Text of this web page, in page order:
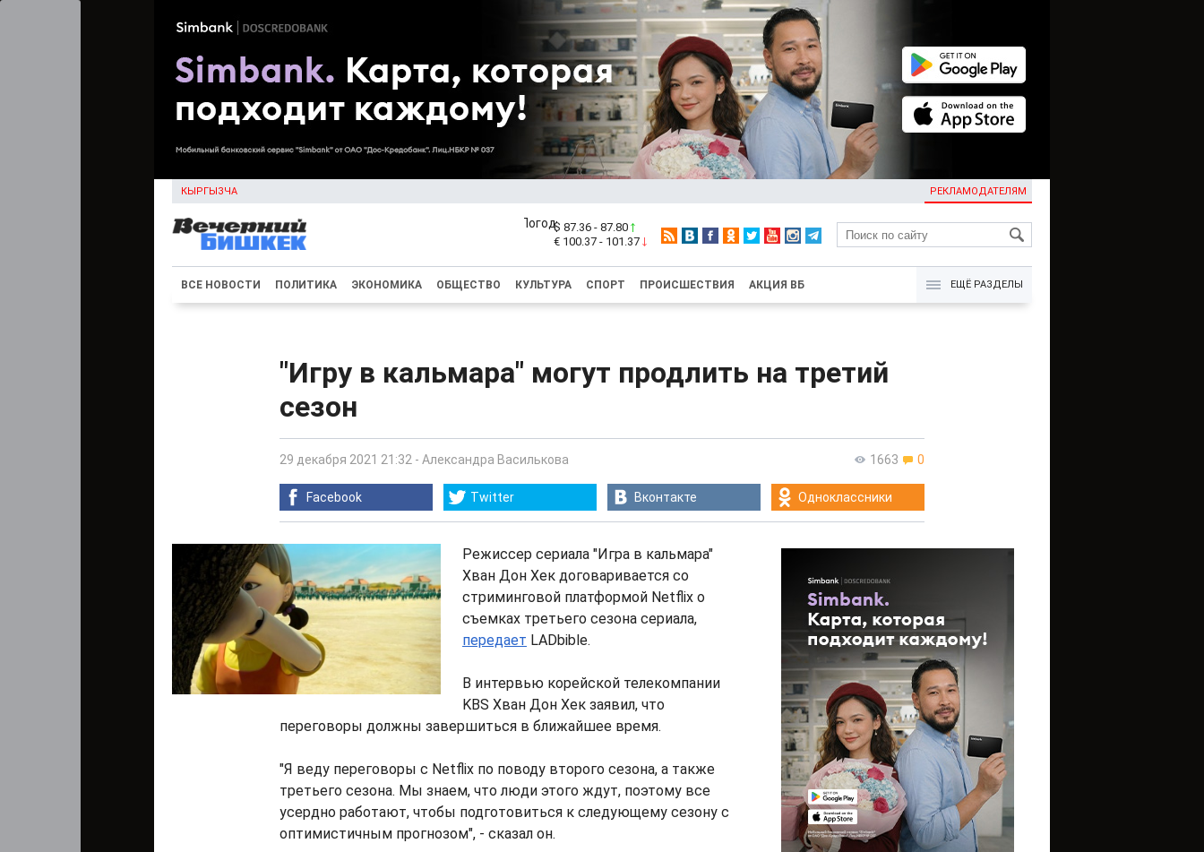
КЫРГЫЗЧА РЕКЛАМОДАТЕЛЯМ
KG
$ 87.36 - 87.80
€ 100.37 - 101.37
ВСЕ НОВОСТИ ПОЛИТИКА ЭКОНОМИКА ОБЩЕСТВО КУЛЬТУРА СПОРТ ПРОИСШЕСТВИЯ АКЦИЯ ВБ ЕЩЁ РАЗДЕЛЫ
"Игру в кальмара" могут продлить на третий
сезон
1663 0
29 декабря 2021 21:32 - Александра Василькова
Facebook Twitter Вконтакте Одноклассники
Режиссер сериала "Игра в кальмара"
Хван Дон Хек договаривается со
стриминговой платформой Netflix о
съемках третьего сезона сериала,
передает LADbible.
В интервью корейской телекомпании
KBS Хван Дон Хек заявил, что
переговоры должны завершиться в ближайшее время.
"Я веду переговоры с Netflix по поводу второго сезона, а также
третьего сезона. Мы знаем, что люди этого ждут, поэтому все
усердно работают, чтобы подготовиться к следующему сезону с
оптимистичным прогнозом", - сказал он.